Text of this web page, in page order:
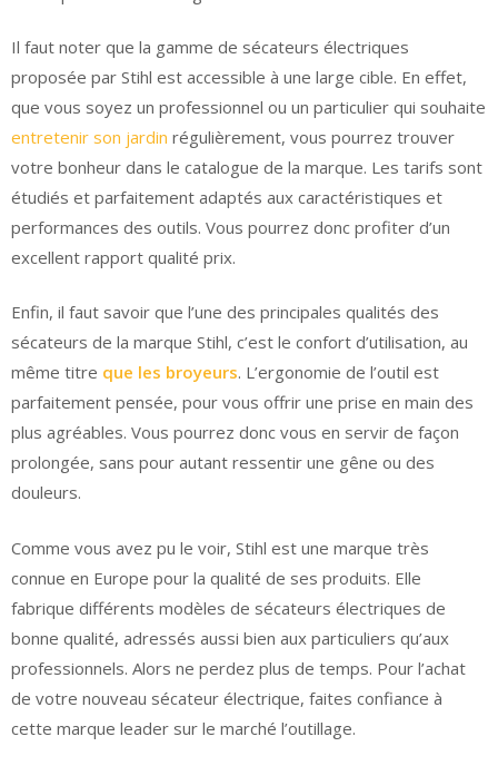
Il faut noter que la gamme de sécateurs électriques
proposée par Stihl est accessible à une large cible. En effet,
que vous soyez un professionnel ou un particulier qui souhaite
entretenir son jardin régulièrement, vous pourrez trouver
votre bonheur dans le catalogue de la marque. Les tarifs sont
étudiés et parfaitement adaptés aux caractéristiques et
performances des outils. Vous pourrez donc profiter d’un
excellent rapport qualité prix.
Enfin, il faut savoir que l’une des principales qualités des
sécateurs de la marque Stihl, c’est le confort d’utilisation, au
même titre que les broyeurs. L’ergonomie de l’outil est
parfaitement pensée, pour vous offrir une prise en main des
plus agréables. Vous pourrez donc vous en servir de façon
prolongée, sans pour autant ressentir une gêne ou des
douleurs.
Comme vous avez pu le voir, Stihl est une marque très
connue en Europe pour la qualité de ses produits. Elle
fabrique différents modèles de sécateurs électriques de
bonne qualité, adressés aussi bien aux particuliers qu’aux
professionnels. Alors ne perdez plus de temps. Pour l’achat
de votre nouveau sécateur électrique, faites confiance à
cette marque leader sur le marché l’outillage.